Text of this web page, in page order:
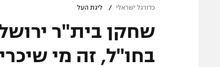
ברחבה
"מעל הליגה" – פודקאסט
"מחצית בשכונה" – פודקאסט
מכבי
בית"ר
כדורגל ישראלי / ליגת העל
שחקן בית"ר
בחו"ל, זה מי